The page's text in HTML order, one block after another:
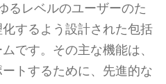
るレベルのユーザーのた
するよう設計された包括
です。その主な機能は、
トするために、先進的な